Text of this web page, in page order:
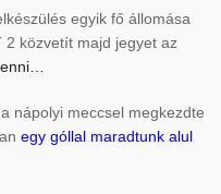
egyik fő állomása
2 közvetít majd jegyet az
nápolyi meccsel megkezdte
egy góllal maradtunk alul